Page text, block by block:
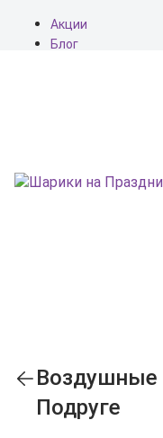
Акции
Блог
Воздушные шарики Круглые
Подруге